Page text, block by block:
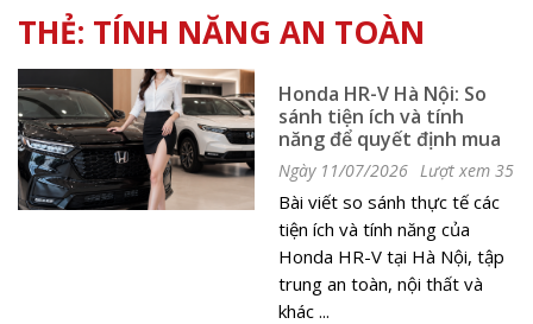
THẺ: TÍNH NĂNG AN TOÀN
Honda HR-V Hà Nội: So
sánh tiện ích và tính
năng để quyết định mua
Ngày 11/07/2026 Lượt xem 35
Bài viết so sánh thực tế các
tiện ích và tính năng của
Honda HR-V tại Hà Nội, tập
trung an toàn, nội thất và
khác ...